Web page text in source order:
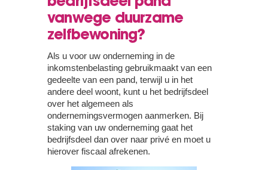
vanwege duurzame
zelfbewoning?
Als u voor uw onderneming in de
inkomstenbelasting gebruikmaakt van een
gedeelte van een pand, terwijl u in het
andere deel woont, kunt u het bedrijfsdeel
over het algemeen als
ondernemingsvermogen aanmerken. Bij
staking van uw onderneming gaat het
bedrijfsdeel dan over naar privé en moet u
hierover fiscaal afrekenen.